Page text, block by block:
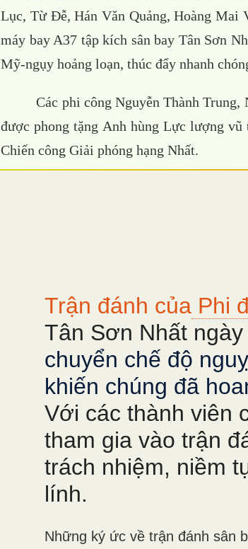
Lục, Từ Đễ, Hán Văn Quảng, Hoàng Mai
máy bay A37 tập kích sân bay Tân Sơn
Mỹ-ngụy hoảng loạn, thúc đẩy nhanh
Các phi công Nguyễn Thành
được phong tặng Anh hùng Lực lượng vũ
Chiến công Giải phóng hạng Nhất.
Trận đánh củaPhi
Tân Sơn Nhất
chuyển chế độ
khiến chúng đã
Với các thành viên
tham gia vào trận
trách nhiệm, niềm
lính.
Những ký ức về trận đánh sân